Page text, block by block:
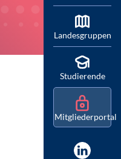
Landesgruppen
Studierende
Mitgliederportal